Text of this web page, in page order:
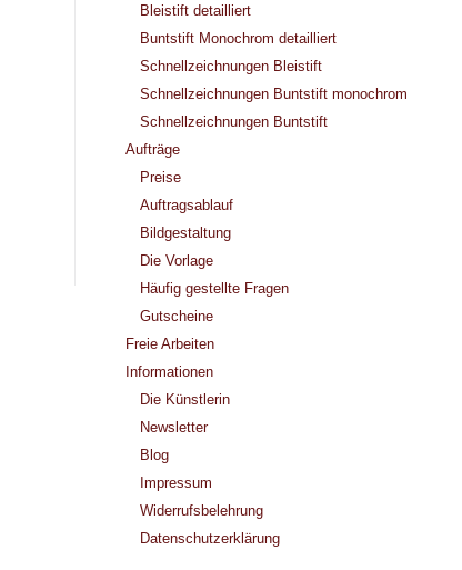
Bleistift detailliert
Buntstift Monochrom detailliert
Schnellzeichnungen Bleistift
Schnellzeichnungen Buntstift monochrom
Schnellzeichnungen Buntstift
Aufträge
Preise
Auftragsablauf
Bildgestaltung
Die Vorlage
Häufig gestellte Fragen
Gutscheine
Freie Arbeiten
Informationen
Die Künstlerin
Newsletter
Blog
Impressum
Widerrufsbelehrung
Datenschutzerklärung